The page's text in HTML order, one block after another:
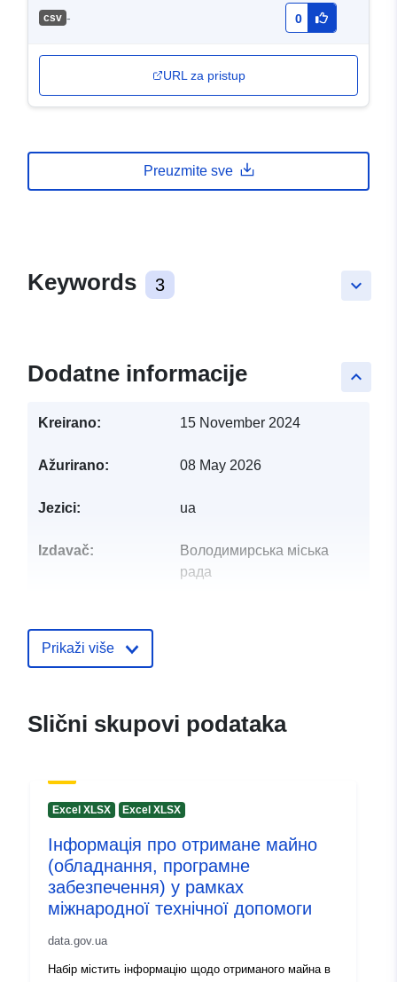
сsv - 0
URL za pristup
Preuzmite sve
keyboard_arrow_down
Keywords 3
keyboard_arrow_up
Dodatne informacije
Kreirano: 15 November 2024
Ažurirano: 08 May 2026
Jezici: ua
Izdavač:
Володимирська міська
рада
registar:
Ažurirano na temelju
Identifikatori:
0f6f8735-80ab-4c84-85b9-
uriRef:
http://data.europa.eu/88u/dataset/
80ab-4c84-85b9-3d7d37ad8315
verziji:
Prikaži više
Slični skupovi podataka
Excel XLSX Excel XLSX
Інформація про отримане майно
(обладнання, програмне
забезпечення) у рамках
міжнародної технічної допомоги
data.gov.ua
Набір містить інформацію щодо отриманого майна в